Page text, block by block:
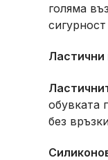
голяма
Ластични
обувката
без